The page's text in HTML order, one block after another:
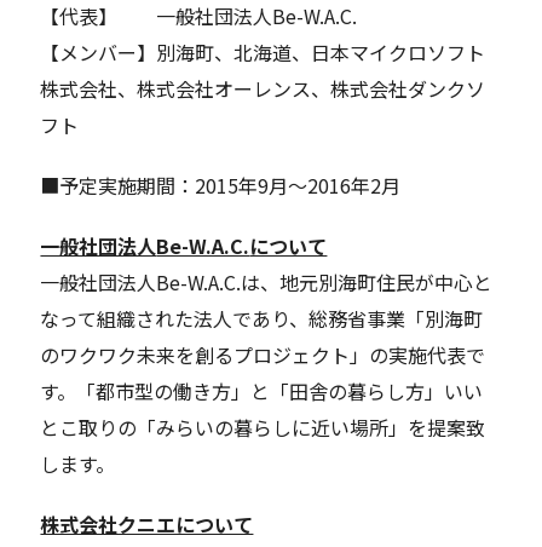
【代表】 一般社団法人Be-W.A.C.
【メンバー】別海町、北海道、日本マイクロソフト
株式会社、株式会社オーレンス、株式会社ダンクソ
フト
■予定実施期間：2015年9月～2016年2月
一般社団法人Be-W.A.C.について
一般社団法人Be-W.A.C.は、地元別海町住民が中心と
なって組織された法人であり、総務省事業「別海町
のワクワク未来を創るプロジェクト」の実施代表で
す。「都市型の働き方」と「田舎の暮らし方」いい
とこ取りの「みらいの暮らしに近い場所」を提案致
します。
株式会社クニエについて